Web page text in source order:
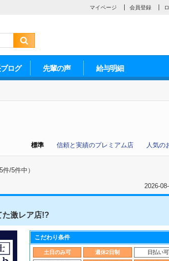
マイページ 会員登録
ログ 先輩の声 給与明細
人気の
信頼と実績のプレミアム店
標準
件/5件中）
2026-
た激レア店!?
こだわり条件
土日のみ可 週休2日制 日払い可